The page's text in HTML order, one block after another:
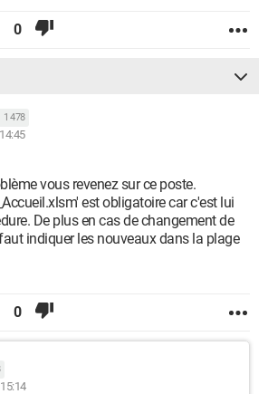
0
1 478
vous revenez sur ce poste.
est obligatoire car c'est lui
De plus en cas de changement de
indiquer les nouveaux dans la plage
0